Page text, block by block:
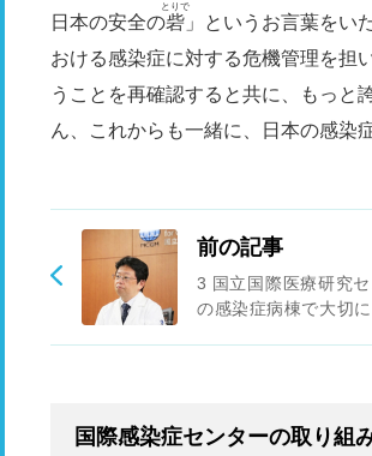
日本の安全の砦
とりで
」というお言葉をい
おける感染症に対する危機管理を担
うことを再確認すると共に、もっと
ん、これからも一緒に、日本の感染
前の記事
3 国立国際医療研究
の感染症病棟で大切に
国際感染症センターの取り組